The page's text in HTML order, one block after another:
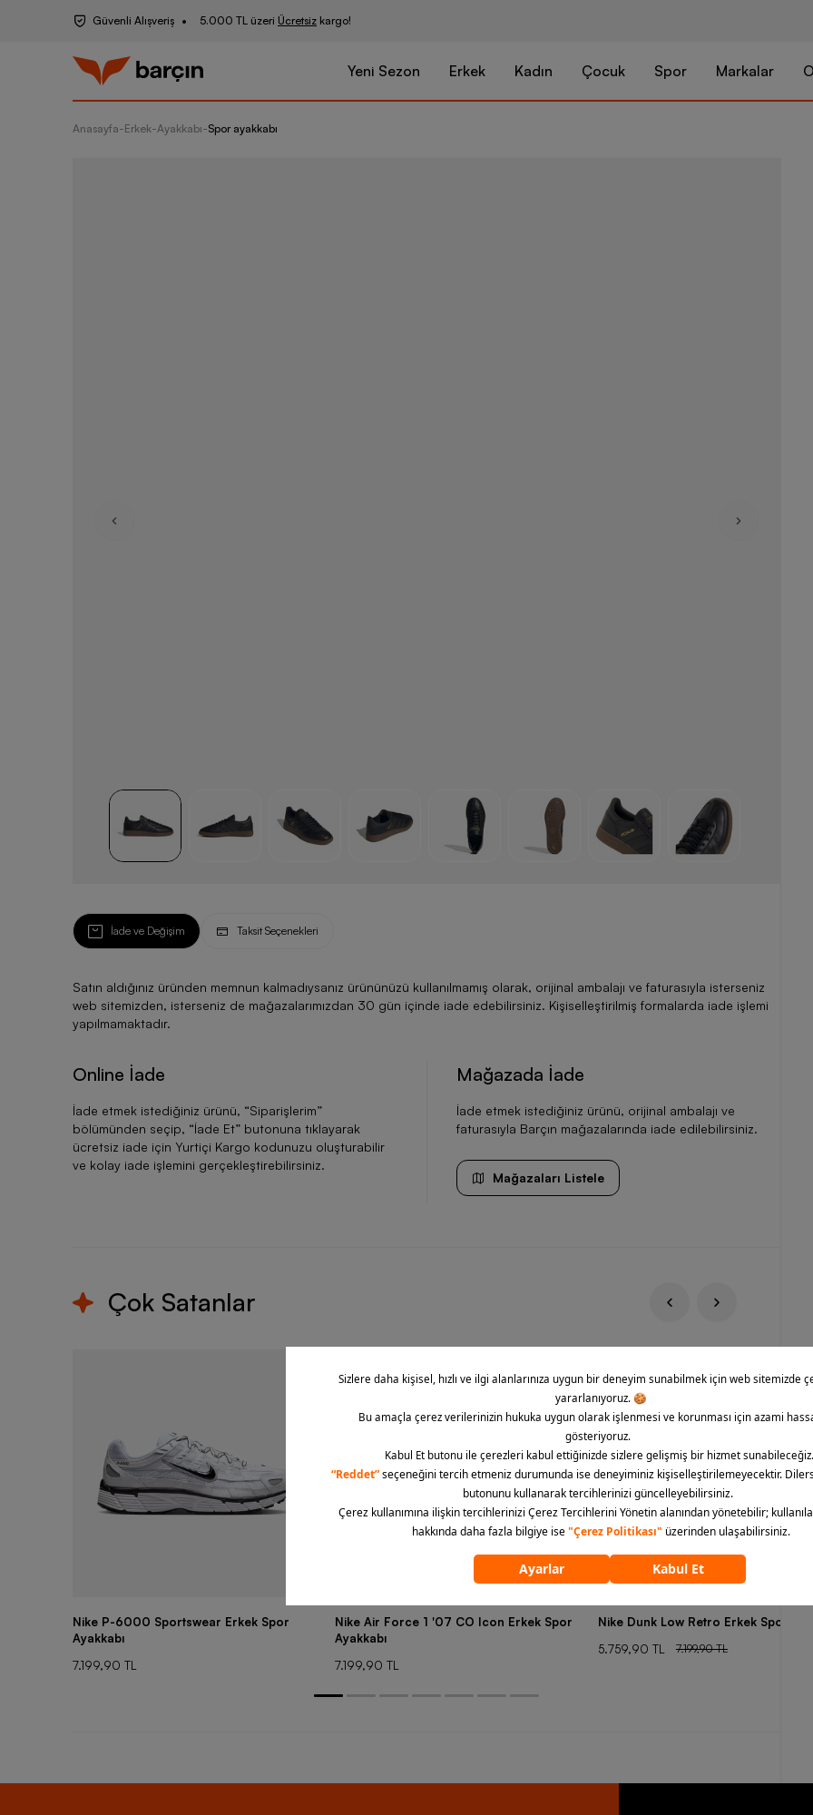
Güvenli Alışveriş 5.000 TL üzeri Ücretsiz kargo!
Yeni Sezon Erkek Kadın Çocuk Spor Markalar
Anasayfa-Erkek-Ayakkabı-Spor ayakkabı
adidas
İade ve Değişim Taksit Seçenekleri
Satın aldığınız üründen memnun kalmadıysanız ürününüzü kullanılmamış olarak, orijinal ambalajı ve faturasıyla isterseniz
web sitemizden, isterseniz de mağazalarımızdan 30 gün içinde iade edebilirsiniz. Kişiselleştirilmiş formalarda iade işlemi
yapılmamaktadır.
Online İade
İade etmek istediğiniz ürünü, “Siparişlerim”
bölümünden seçip, “İade Et” butonuna tıklayarak
ücretsiz iade için Yurtiçi Kargo kodunuzu oluşturabilir
ve kolay iade işlemini gerçekleştirebilirsiniz.
Mağazada İade
İade etmek istediğiniz ürünü, orijinal ambalajı ve
faturasıyla Barçın mağazalarında iade edilebilirsiniz.
Mağazaları Listele
Çok Satanlar
Nike P-6000 Sportswear Erkek Spor
Ayakkabı
7.199,90 TL
Nike Air Force 1 '07 CO Icon Erkek Spor
Ayakkabı
7.199,90 TL
Nike Dunk Low Retro Erkek Spor
5.759,90 TL
7.199,90 TL